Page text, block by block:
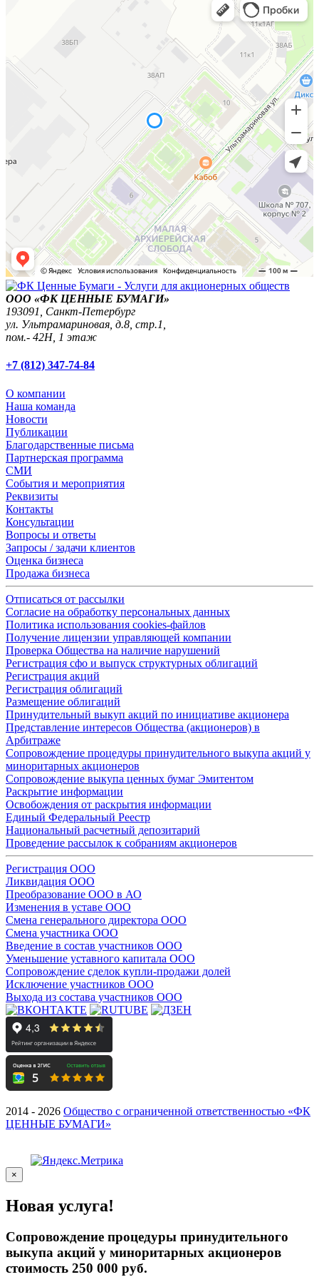
ООО «ФК ЦЕННЫЕ БУМАГИ»
193091, Санкт-Петербург
ул. Ультрамариновая, д.8, стр.1,
пом.- 42Н, 1 этаж
+7 (812) 347-74-84
О компании
Наша команда
Новости
Публикации
Благодарственные письма
Партнерская программа
СМИ
События и мероприятия
Реквизиты
Контакты
Консультации
Вопросы и ответы
Запросы / задачи клиентов
Оценка бизнеса
Продажа бизнеса
Отписаться от рассылки
Согласие на обработку персональных данных
Политика использования cookies-файлов
Получение лицензии управляющей компании
Проверка Общества на наличие нарушений
Регистрация сфо и выпуск структурных облигаций
Регистрация акций
Регистрация облигаций
Размещение облигаций
Принудительный выкуп акций по инициативе акционера
Представление интересов Общества (акционеров) в
Арбитраже
Сопровождение процедуры принудительного выкупа акций у
миноритарных акционеров
Сопровождение выкупа ценных бумаг Эмитентом
Раскрытие информации
Освобождения от раскрытия информации
Единый Федеральный Реестр
Национальный расчетный депозитарий
Проведение рассылок к собраниям акционеров
Регистрация ООО
Ликвидация ООО
Преобразование ООО в АО
Изменения в уставе ООО
Смена генерального директора ООО
Смена участника ООО
Введение в состав участников ООО
Уменьшение уставного капитала ООО
Сопровождение сделок купли-продажи долей
Исключение участников ООО
Выхода из состава участников ООО
2014 - 2026 Общество с ограниченной ответственностью «ФК
ЦЕННЫЕ БУМАГИ»
×
Новая услуга!
Сопровождение процедуры принудительного
выкупа акций у миноритарных акционеров
стоимость 250 000 руб.